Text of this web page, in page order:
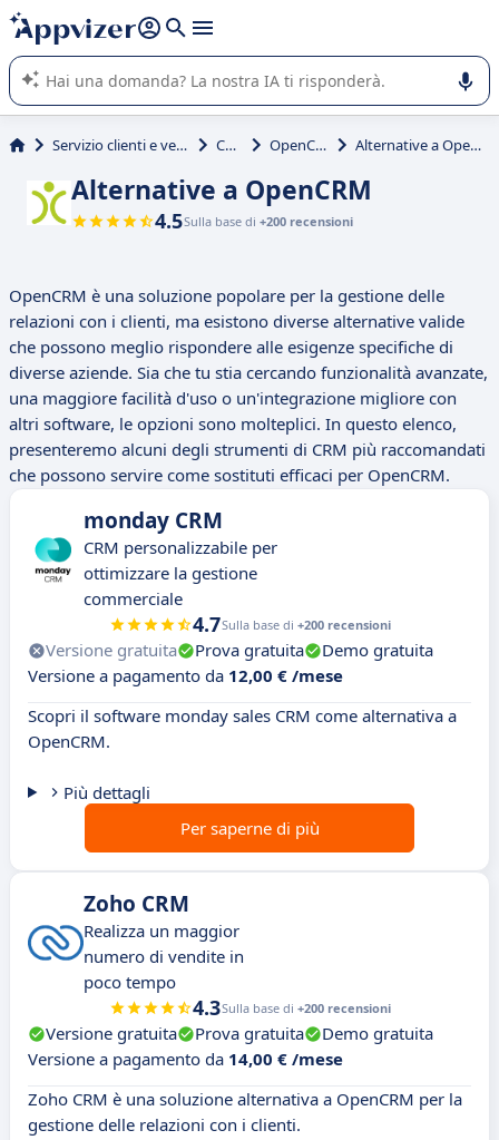
righe con
shift + enter
L'IA di Appvizer vi guida nell'utilizzo o nella scelta di un
software SaaS per la vostra azienda.
Servizio clienti e vendite CRM OpenCRM Alternative a OpenCRM
Alternative a OpenCRM
4.5Sulla base di +200 recensioni
OpenCRM è una soluzione popolare per la gestione delle
relazioni con i clienti, ma esistono diverse alternative valide
che possono meglio rispondere alle esigenze specifiche di
diverse aziende. Sia che tu stia cercando funzionalità avanzate,
una maggiore facilità d'uso o un'integrazione migliore con
altri software, le opzioni sono molteplici. In questo elenco,
presenteremo alcuni degli strumenti di CRM più raccomandati
che possono servire come sostituti efficaci per OpenCRM.
monday CRM
CRM personalizzabile per
ottimizzare la gestione
commerciale
4.7Sulla base di +200 recensioni
Versione gratuita Prova gratuita
Demo gratuita
Versione a pagamento da 12,00 € /mese
Scopri il software monday sales CRM come alternativa a
OpenCRM.
Più dettagli
Per saperne di più
Zoho CRM
Realizza un maggior
numero di vendite in
poco tempo
4.3Sulla base di +200 recensioni
Versione gratuita Prova gratuita
Demo gratuita
Versione a pagamento da 14,00 € /mese
Zoho CRM è una soluzione alternativa a OpenCRM per la
gestione delle relazioni con i clienti.